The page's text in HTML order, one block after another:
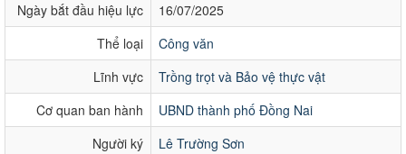
Ngày bắt đầu hiệu lực
16/07/2025
Thể loại
Công văn
Lĩnh vực
Trồng trọt và Bảo vệ thực vật
Cơ quan ban hành
UBND thành phố Đồng Nai
Người ký
Lê Trường Sơn